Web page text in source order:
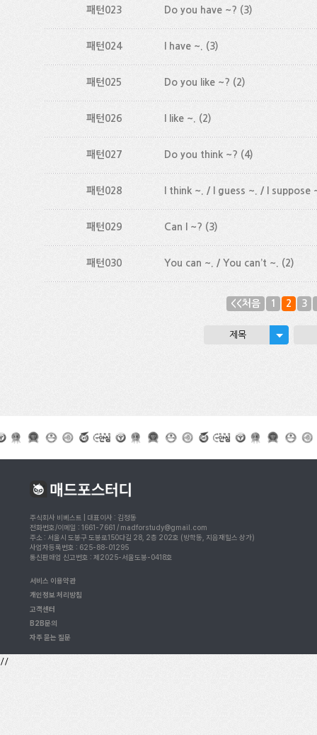
패턴023 Do you have ~? (3)
패턴024 I have ~. (3)
패턴025 Do you like ~? (2)
패턴026 I like ~. (2)
패턴027 Do you think ~? (4)
패턴028 I think ~. / I guess ~. / I suppose
패턴029 Can I ~? (3)
패턴030 You can ~. / You can’t ~. (2)
<<처음 1 2 3
제목
주식회사 비베스트 | 대표이사 : 김정동
전화번호/이메일 : 1661-7661 / madforstudy@gmail.com
주소 : 서울시 도봉구 도봉로150다길 28, 2층 202호 (방학동, 지음재힐스 상가)
사업자등록번호 : 625-88-01295
통신판매업 신고번호 : 제2025-서울도봉-0418호
서비스 이용약관
개인정보 처리방침
고객센터
B2B문의
자주 묻는 질문
//